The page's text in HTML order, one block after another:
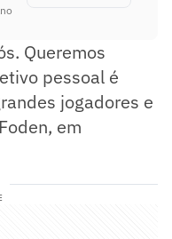
Queremos
pessoal é
jogadores e
em